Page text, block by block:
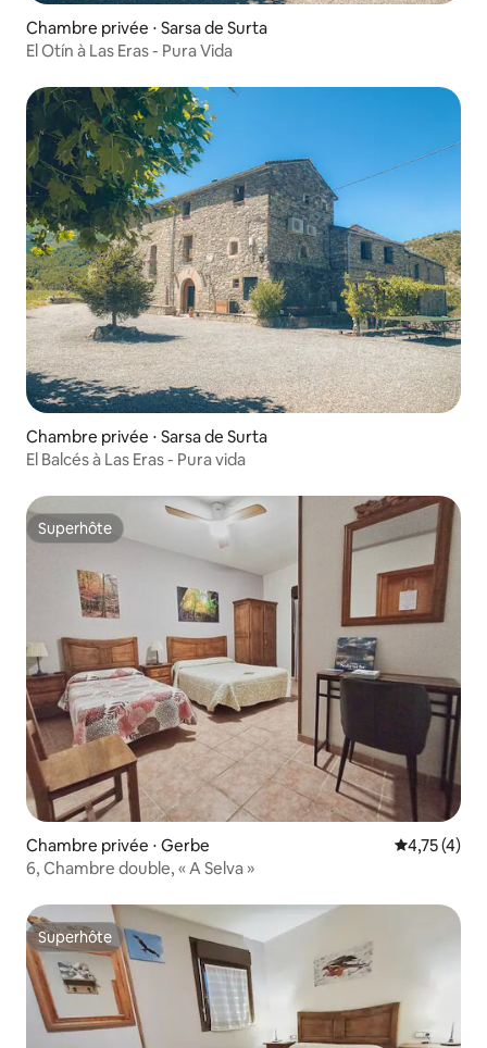
Chambre privée ⋅ Sarsa de Surta
El Otín à Las Eras - Pura Vida
Chambre privée ⋅ Sarsa de Surta
El Balcés à Las Eras - Pura vida
Superhôte
Superhôte
Chambre privée ⋅ Gerbe Évaluation
4,75 (4)
6, Chambre double, « A Selva »
Superhôte
Superhôte